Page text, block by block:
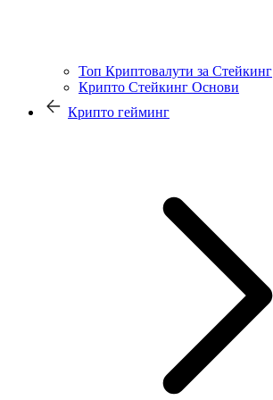
Топ Криптовалути за Стейкинг
Крипто Стейкинг Основи
Крипто гейминг